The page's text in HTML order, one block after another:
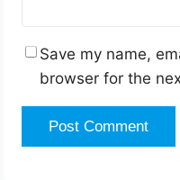
Save my name,
browser for the